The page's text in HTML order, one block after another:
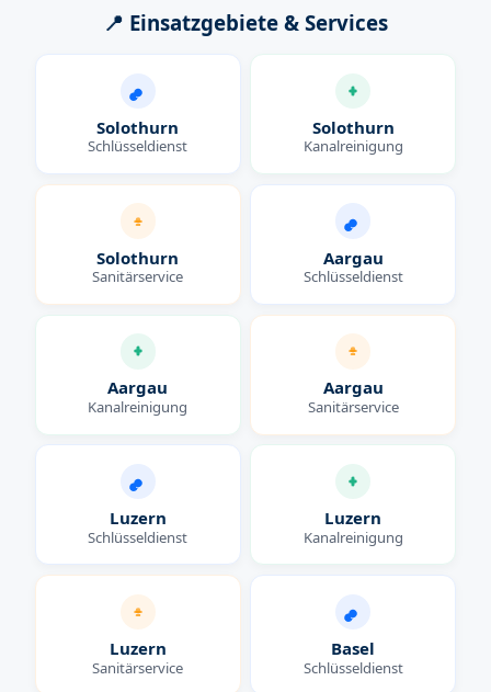
📍 Einsatzgebiete & Services
Solothurn
Schlüsseldienst
Solothurn
Kanalreinigung
Solothurn
Sanitärservice
Aargau
Schlüsseldienst
Aargau
Kanalreinigung
Aargau
Sanitärservice
Luzern
Schlüsseldienst
Luzern
Kanalreinigung
Luzern
Sanitärservice
Basel
Schlüsseldienst